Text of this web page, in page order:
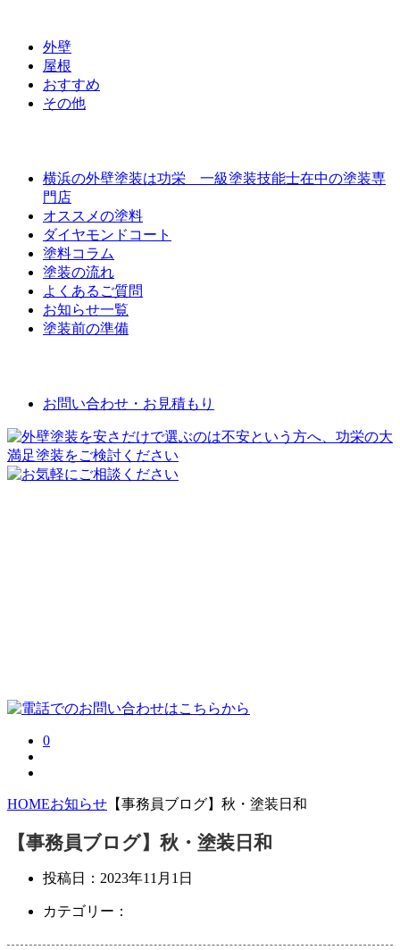
外壁
屋根
おすすめ
その他
横浜の外壁塗装は功栄 一級塗装技能士在中の塗装専
門店
オススメの塗料
ダイヤモンドコート
塗料コラム
塗装の流れ
よくあるご質問
お知らせ一覧
塗装前の準備
お問い合わせ・お見積もり
0
HOMEお知らせ 【事務員ブログ】秋・塗装日和
【事務員ブログ】秋・塗装日和
投稿日： 2023年11月1日
カテゴリー：